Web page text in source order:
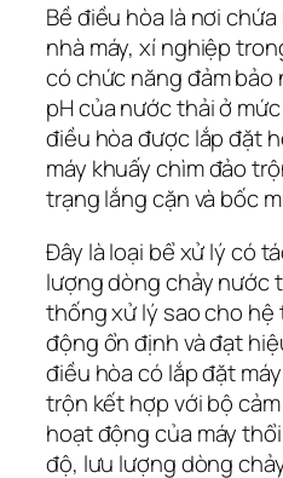
Bề điều hòa là nơi
nhà máy, xí nghiệp
có chức năng đảm bảo
pH của nước thải ở
điều hòa được lắp đặt
máy khuấy chìm đảo
trạng lắng cặn và bốc
Đây là loại bể xử lý có
lượng dòng chảy nước
thống xử lý sao cho
động ổn định và đạt
điều hòa có lắp đặt
trộn kết hợp với bộ
hoạt động của máy
độ, lưu lượng dòng